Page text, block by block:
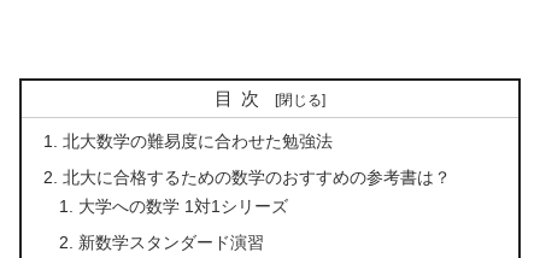
目次
北大数学の難易度に合わせた勉強法
北大に合格するための数学のおすすめの参考書は？
大学への数学 1対1シリーズ
新数学スタンダード演習